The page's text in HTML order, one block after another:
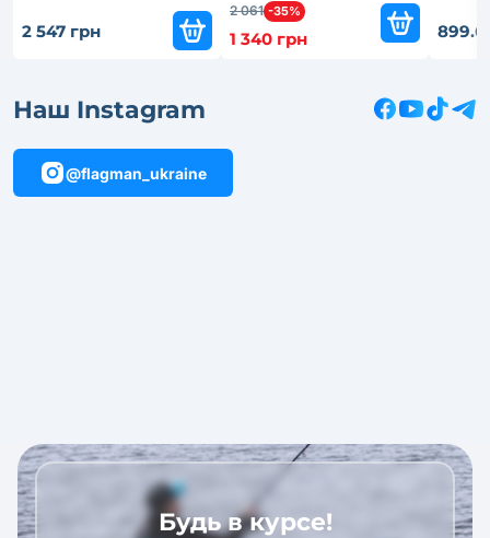
2 547 грн
2 061 -35%
1 340 грн 899.6
Наш Instagram
@flagman_ukraine
Будь в курсе!